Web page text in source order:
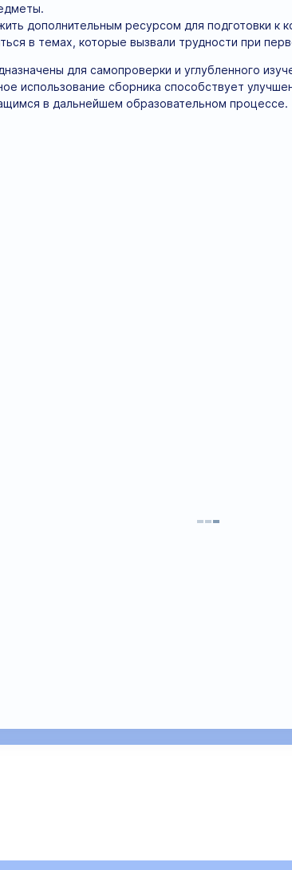
дополнительным ресурсом для подготовки к
в темах, которые вызвали трудности при
для самопроверки и углубленного
использование сборника способствует
в дальнейшем образовательном процессе.